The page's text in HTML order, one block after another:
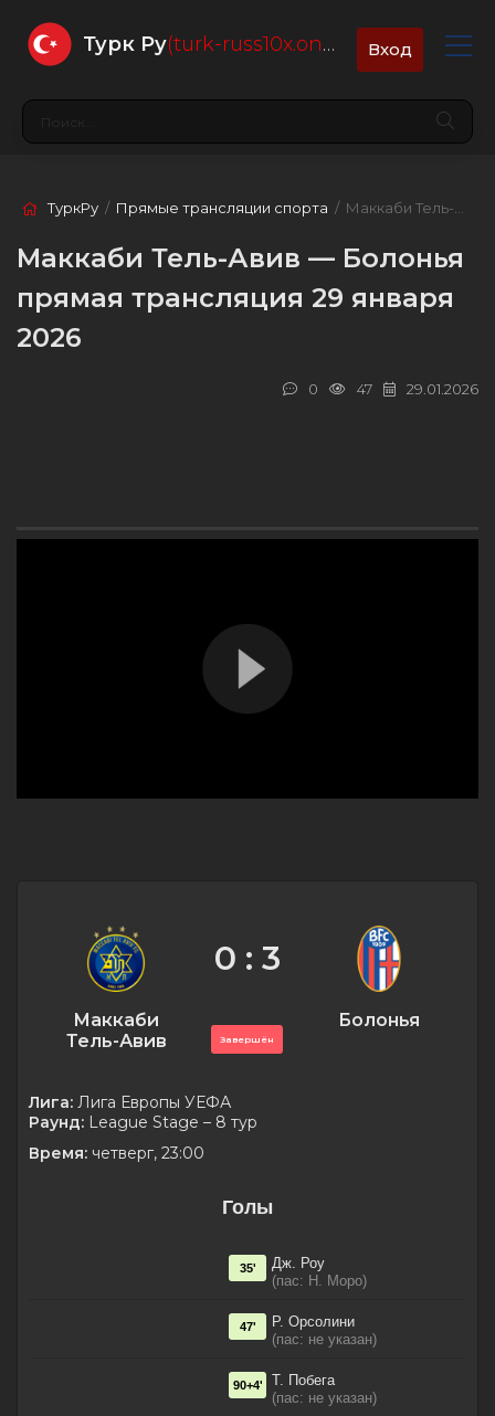
Турк Ру(turk-russ10x.online) Вход
ТуркРу / Прямые трансляции спорта / Маккаби Тель-Авив — Болонья
Маккаби Тель-Авив — Болонья
прямая трансляция 29 января
2026
29.01.2026
47
0
Маккаби
Тель-Авив
0 : 3
Завершён
Болонья
Лига: Лига Европы УЕФА
Раунд: League Stage – 8 тур
Время: четверг, 23:00
Голы
Дж. Роу
(пас: Н. Моро)
35'
Р. Орсолини
(пас: не указан)
47'
Т. Побега
(пас: не указан)
90+4'